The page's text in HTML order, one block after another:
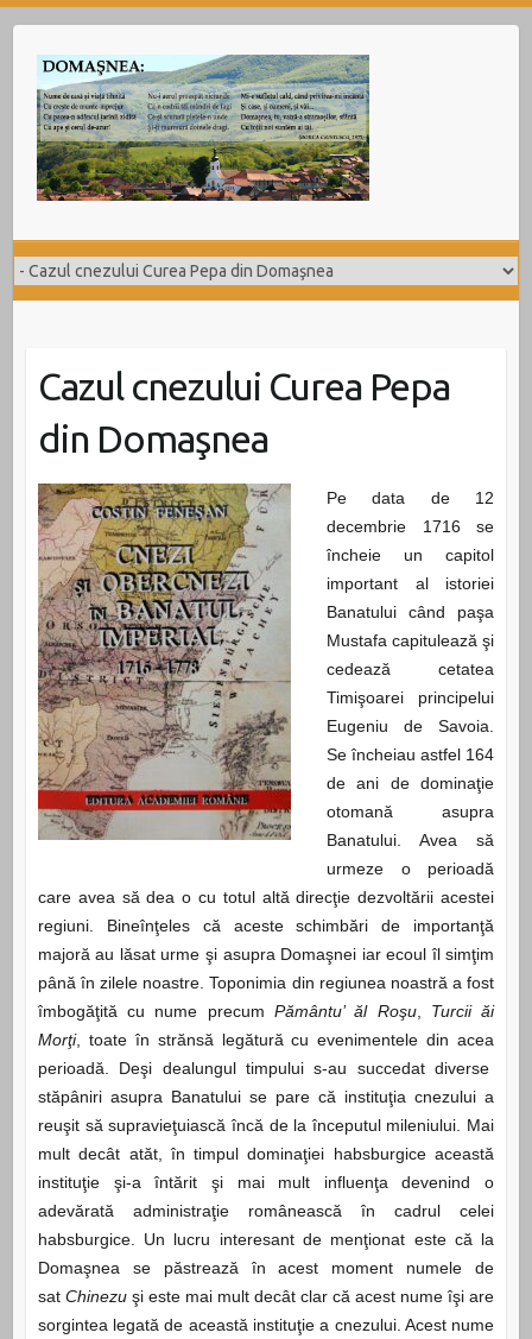
content
Cazul cnezului Curea Pepa
din Domaşnea
Pe data de 12
decembrie 1716 se
încheie un capitol
important al istoriei
Banatului când paşa
Mustafa capitulează şi
cedează cetatea
Timişoarei principelui
Eugeniu de Savoia.
Se încheiau astfel 164
de ani de dominaţie
otomană asupra
Banatului. Avea să
urmeze o perioadă
care avea să dea o cu totul altă direcţie dezvoltării acestei
regiuni. Bineînţeles că aceste schimbări de importanţă
majoră au lăsat urme şi asupra Domaşnei iar ecoul îl simţim
până în zilele noastre. Toponimia din regiunea noastră a fost
îmbogăţită cu nume precum Pământu’ ăl Roşu, Turcii ăi
Morţi, toate în strănsă legătură cu evenimentele din acea
perioadă. Deşi dealungul timpului s-au succedat diverse
stăpâniri asupra Banatului se pare că instituţia cnezului a
reuşit să supravieţuiască încă de la începutul mileniului. Mai
mult decât atăt, în timpul dominaţiei habsburgice această
instituţie şi-a întărit şi mai mult influenţa devenind o
adevărată administraţie românească în cadrul celei
habsburgice. Un lucru interesant de menţionat este că la
Domaşnea se păstrează în acest moment numele de
sat Chinezu şi este mai mult decât clar că acest nume îşi are
sorgintea legată de această instituţie a cnezului. Acest nume